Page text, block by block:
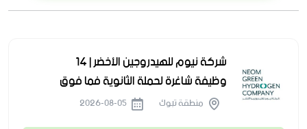
شركة نيوم للهيدروجين الأخضر | 14
وظيفة شاغرة لحملة الثانوية فما فوق
منطقة تبوك